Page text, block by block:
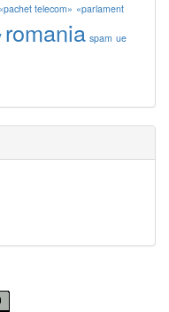
«pachet telecom» «parlament
romania spam ue